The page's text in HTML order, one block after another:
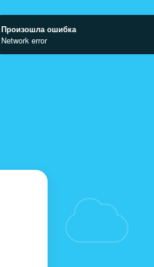
Произошла ошибка
Network error